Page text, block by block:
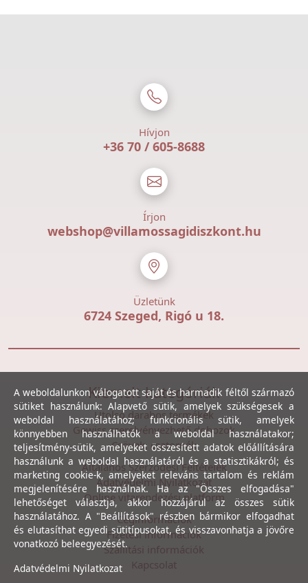
Hívjon
+36 70 / 605-8688
Írjon
webshop@villamossagidiszkont.hu
Üzletünk
6724 Szeged, Rigó u 18.
Kiemelt kategóriák
Utolsó darabos termékek
Gewiss szerelvényezhető dobozok
Csövek, csatornák
Általános Szerződési Feltételek
Adatvédelmi Nyilatkozat
Online vitarendezési platform
Céginformációk
Fizetési információk
Szállítási információk
Kapcsolat
A weboldalunkon válogatott saját és harmadik féltől származó
sütiket használunk: Alapvető sütik, amelyek szükségesek a
weboldal használatához; funkcionális sütik, amelyek
könnyebben használhatók a weboldal használatakor;
teljesítmény-sütik, amelyeket összesített adatok előállítására
használunk a weboldal használatáról és a statisztikákról; és
marketing cookie-k, amelyeket releváns tartalom és reklám
megjelenítésére használnak. Ha az "Összes elfogadása"
lehetőséget választja, akkor hozzájárul az összes sütik
használatához. A "Beállítások" részben bármikor elfogadhat
és elutasíthat egyedi sütitípusokat, és visszavonhatja a jövőre
vonatkozó beleegyezését.
Adatvédelmi Nyilatkozat